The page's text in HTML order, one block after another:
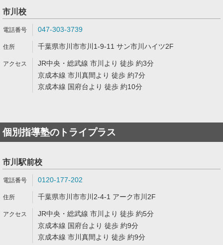
市川校
047-303-3739
千葉県市川市市川1-9-11 サン市川ハイツ2F
JR中央・総武線 市川より 徒歩 約3分
京成本線 市川真間より 徒歩 約7分
京成本線 国府台より 徒歩 約10分
個別指導塾のトライプラス
市川駅前校
0120-177-202
千葉県市川市市川2-4-1 アーク市川2F
JR中央・総武線 市川より 徒歩 約5分
京成本線 国府台より 徒歩 約9分
京成本線 市川真間より 徒歩 約9分